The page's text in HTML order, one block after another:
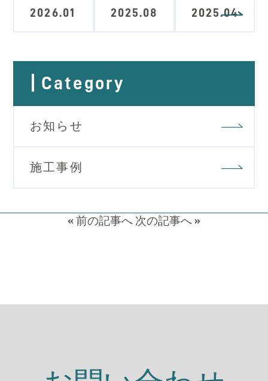
2026.01 2025.08 2025.04
Category
お知らせ
施工事例
« 前の記事へ 次の記事へ »